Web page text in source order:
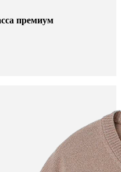
премиум